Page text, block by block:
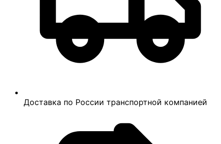
Доставка по России транспортной компанией